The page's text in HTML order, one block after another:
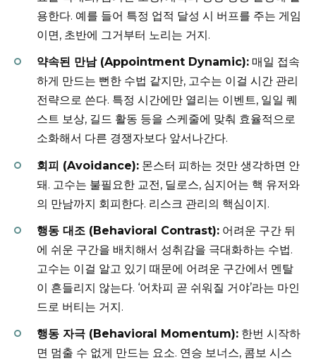
용한다. 예를 들어 특정 업적 달성 시 버프를 주는 게임
이면, 초반에 그거부터 노리는 거지.
약속된 만남 (Appointment Dynamic): 매일 접속
하게 만드는 뻔한 수법 같지만, 고수는 이걸 시간 관리
전략으로 쓴다. 특정 시간에만 열리는 이벤트, 일일 퀘
스트 보상, 길드 활동 등을 스케줄에 맞춰 효율적으로
소화해서 다른 경쟁자보다 앞서나간다.
회피 (Avoidance): 몬스터 피하는 것만 생각하면 안
돼. 고수는 불필요한 교전, 딜로스, 심지어는 핵 유저와
의 만남까지 회피한다. 리스크 관리의 핵심이지.
행동 대조 (Behavioral Contrast): 어려운 구간 뒤
에 쉬운 구간을 배치해서 성취감을 극대화하는 수법.
고수는 이걸 알고 있기 때문에 어려운 구간에서 멘탈
이 흔들리지 않는다. ‘어차피 곧 쉬워질 거야’라는 마인
드로 버티는 거지.
행동 자극 (Behavioral Momentum): 한번 시작하
면 멈출 수 없게 만드는 요소. 연승 보너스, 콤보 시스